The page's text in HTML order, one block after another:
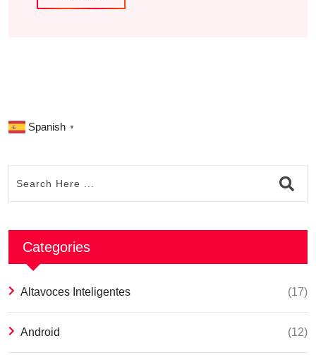
Spanish ▼
Categories
Altavoces Inteligentes (17)
Android (12)